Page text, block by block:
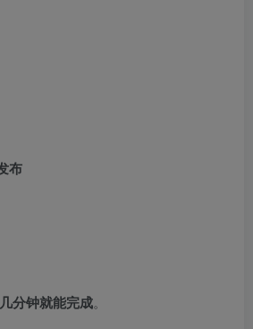
布
几分钟就能完成。